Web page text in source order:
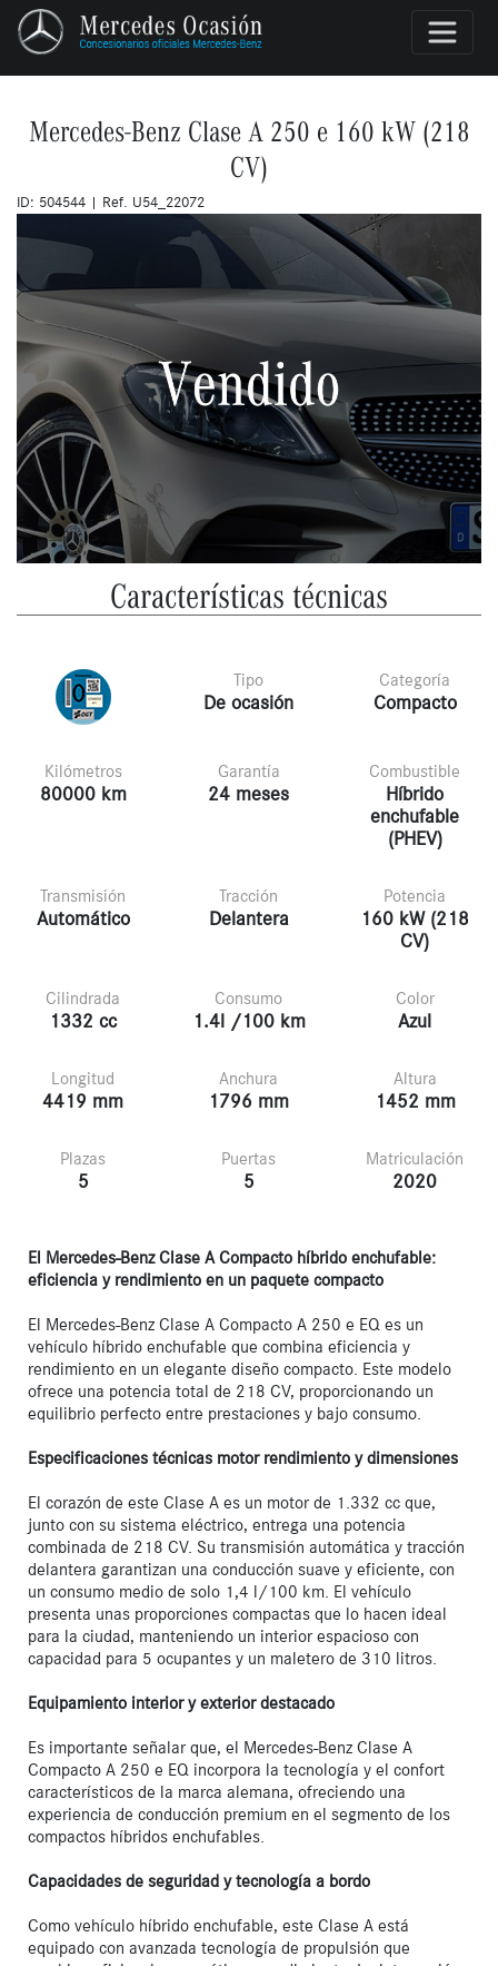
Mercedes-Benz Clase A 250 e 160 kW (218
CV)
ID: 504544 | Ref. U54_22072
Características técnicas
Tipo
De ocasión
Categoría
Compacto
Kilómetros
80000 km
Garantía
24 meses
Combustible
Híbrido
enchufable
(PHEV)
Transmisión
Automático
Tracción
Delantera
Potencia
160 kW (218
CV)
Cilindrada
1332 cc
Consumo
1.4l /100 km
Color
Azul
Longitud
4419 mm
Anchura
1796 mm
Altura
1452 mm
Plazas
5
Puertas
5
Matriculación
2020
El Mercedes-Benz Clase A Compacto híbrido enchufable:
eficiencia y rendimiento en un paquete compacto
El Mercedes-Benz Clase A Compacto A 250 e EQ es un
vehículo híbrido enchufable que combina eficiencia y
rendimiento en un elegante diseño compacto. Este modelo
ofrece una potencia total de 218 CV, proporcionando un
equilibrio perfecto entre prestaciones y bajo consumo.
Especificaciones técnicas motor rendimiento y dimensiones
El corazón de este Clase A es un motor de 1.332 cc que,
junto con su sistema eléctrico, entrega una potencia
combinada de 218 CV. Su transmisión automática y tracción
delantera garantizan una conducción suave y eficiente, con
un consumo medio de solo 1,4 l/100 km. El vehículo
presenta unas proporciones compactas que lo hacen ideal
para la ciudad, manteniendo un interior espacioso con
capacidad para 5 ocupantes y un maletero de 310 litros.
Equipamiento interior y exterior destacado
Es importante señalar que, el Mercedes-Benz Clase A
Compacto A 250 e EQ incorpora la tecnología y el confort
característicos de la marca alemana, ofreciendo una
experiencia de conducción premium en el segmento de los
compactos híbridos enchufables.
Capacidades de seguridad y tecnología a bordo
Como vehículo híbrido enchufable, este Clase A está
equipado con avanzada tecnología de propulsión que